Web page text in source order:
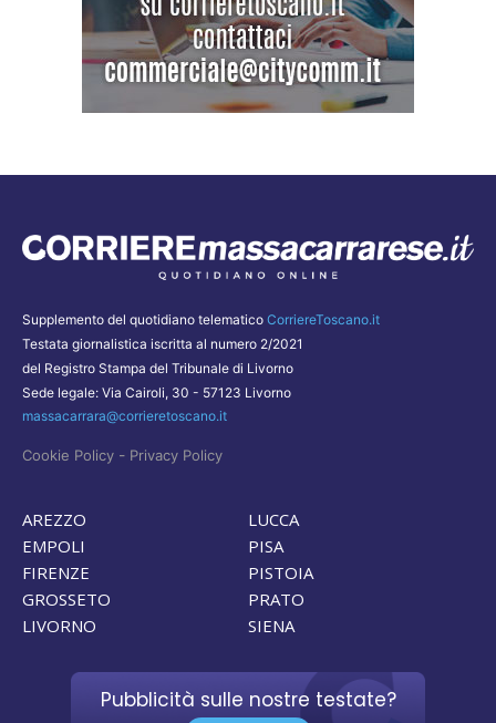
Supplemento del quotidiano telematico CorriereToscano.it
Testata giornalistica iscritta al numero 2/2021
del Registro Stampa del Tribunale di Livorno
Sede legale: Via Cairoli, 30 - 57123 Livorno
massacarrara@corrieretoscano.it
Cookie Policy - Privacy Policy
AREZZO
EMPOLI
FIRENZE
GROSSETO
LIVORNO
LUCCA
PISA
PISTOIA
PRATO
SIENA
Pubblicità sulle nostre testate?